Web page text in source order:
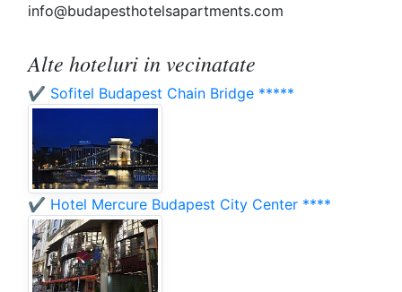
info@budapesthotelsapartments.com
Alte hoteluri in vecinatate
✔️ Sofitel Budapest Chain Bridge *****
✔️ Hotel Mercure Budapest City Center ****